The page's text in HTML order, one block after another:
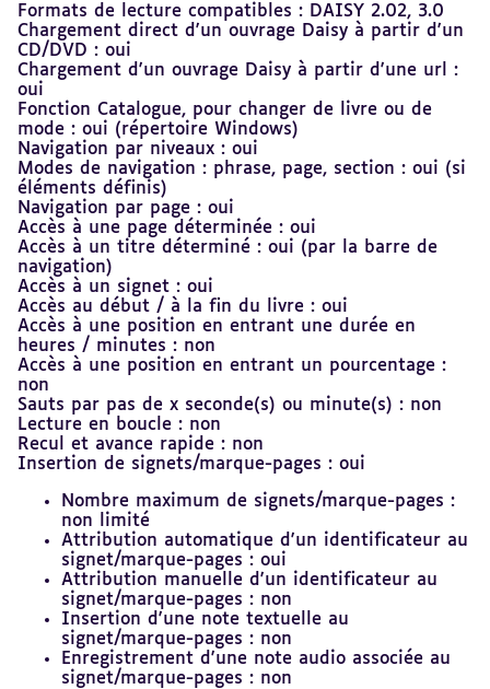
Formats de lecture compatibles : DAISY 2.02, 3.0
Chargement direct d'un ouvrage Daisy à partir d'un
CD/DVD : oui
Chargement d'un ouvrage Daisy à partir d'une url :
oui
Fonction Catalogue, pour changer de livre ou de
mode : oui (répertoire Windows)
Navigation par niveaux : oui
Modes de navigation : phrase, page, section : oui (si
éléments définis)
Navigation par page : oui
Accès à une page déterminée : oui
Accès à un titre déterminé : oui (par la barre de
navigation)
Accès à un signet : oui
Accès au début / à la fin du livre : oui
Accès à une position en entrant une durée en
heures / minutes : non
Accès à une position en entrant un pourcentage :
non
Sauts par pas de x seconde(s) ou minute(s) : non
Lecture en boucle : non
Recul et avance rapide : non
Insertion de signets/marque-pages : oui
Nombre maximum de signets/marque-pages :
non limité
Attribution automatique d'un identificateur au
signet/marque-pages : oui
Attribution manuelle d'un identificateur au
signet/marque-pages : non
Insertion d'une note textuelle au
signet/marque-pages : non
Enregistrement d'une note audio associée au
signet/marque-pages : non